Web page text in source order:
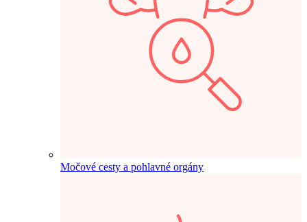
Močové cesty a pohlavné orgány